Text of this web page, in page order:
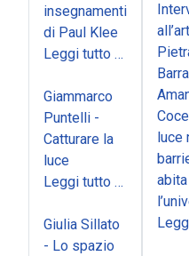
insegnamenti
di Paul Klee
Leggi tutto …
Giammarco
Puntelli -
Catturare la
luce
Leggi tutto …
Giulia Sillato
- Lo spazio
luce
abita